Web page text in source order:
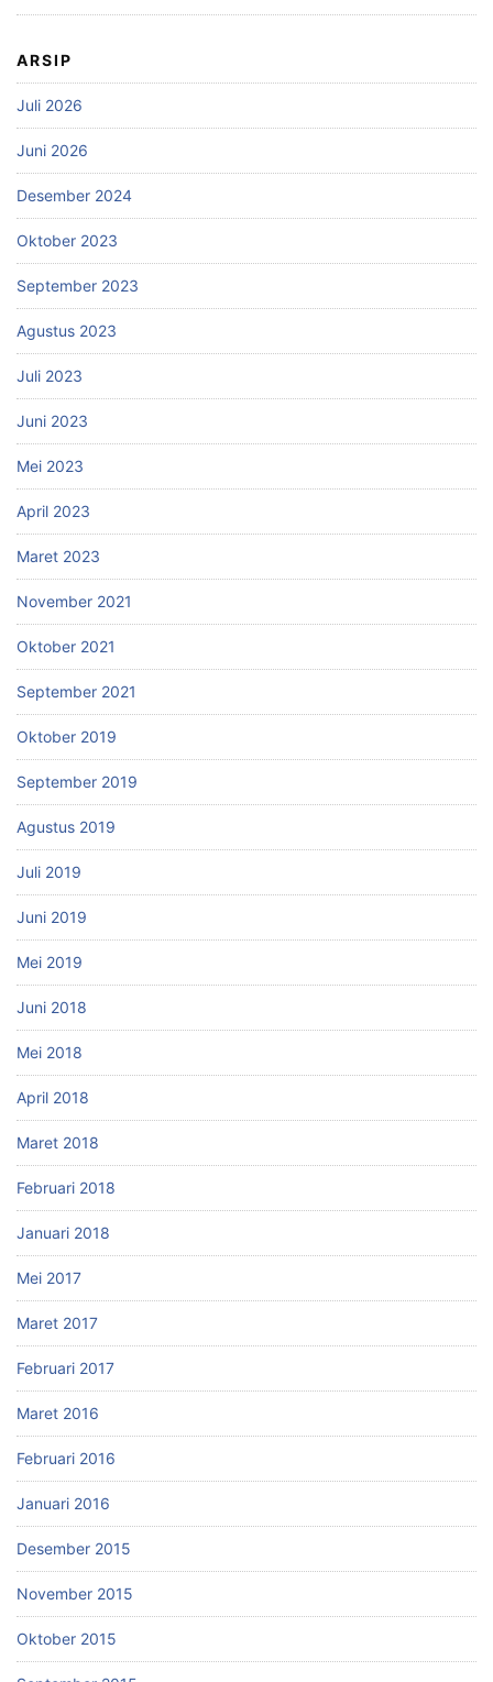
ARSIP
Juli 2026
Juni 2026
Desember 2024
Oktober 2023
September 2023
Agustus 2023
Juli 2023
Juni 2023
Mei 2023
April 2023
Maret 2023
November 2021
Oktober 2021
September 2021
Oktober 2019
September 2019
Agustus 2019
Juli 2019
Juni 2019
Mei 2019
Juni 2018
Mei 2018
April 2018
Maret 2018
Februari 2018
Januari 2018
Mei 2017
Maret 2017
Februari 2017
Maret 2016
Februari 2016
Januari 2016
Desember 2015
November 2015
Oktober 2015